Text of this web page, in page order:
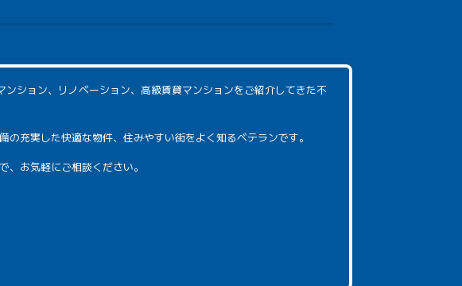
ション、リノベーション、高級賃貸マンションをご紹介してきた不
充実した快適な物件、住みやすい街をよく知るベテランです。
お気軽にご相談ください。